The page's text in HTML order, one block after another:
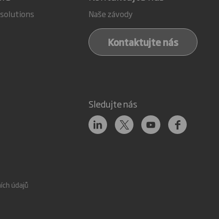
Naše závody
Kontaktujte nás
Sledujte nás
údajů